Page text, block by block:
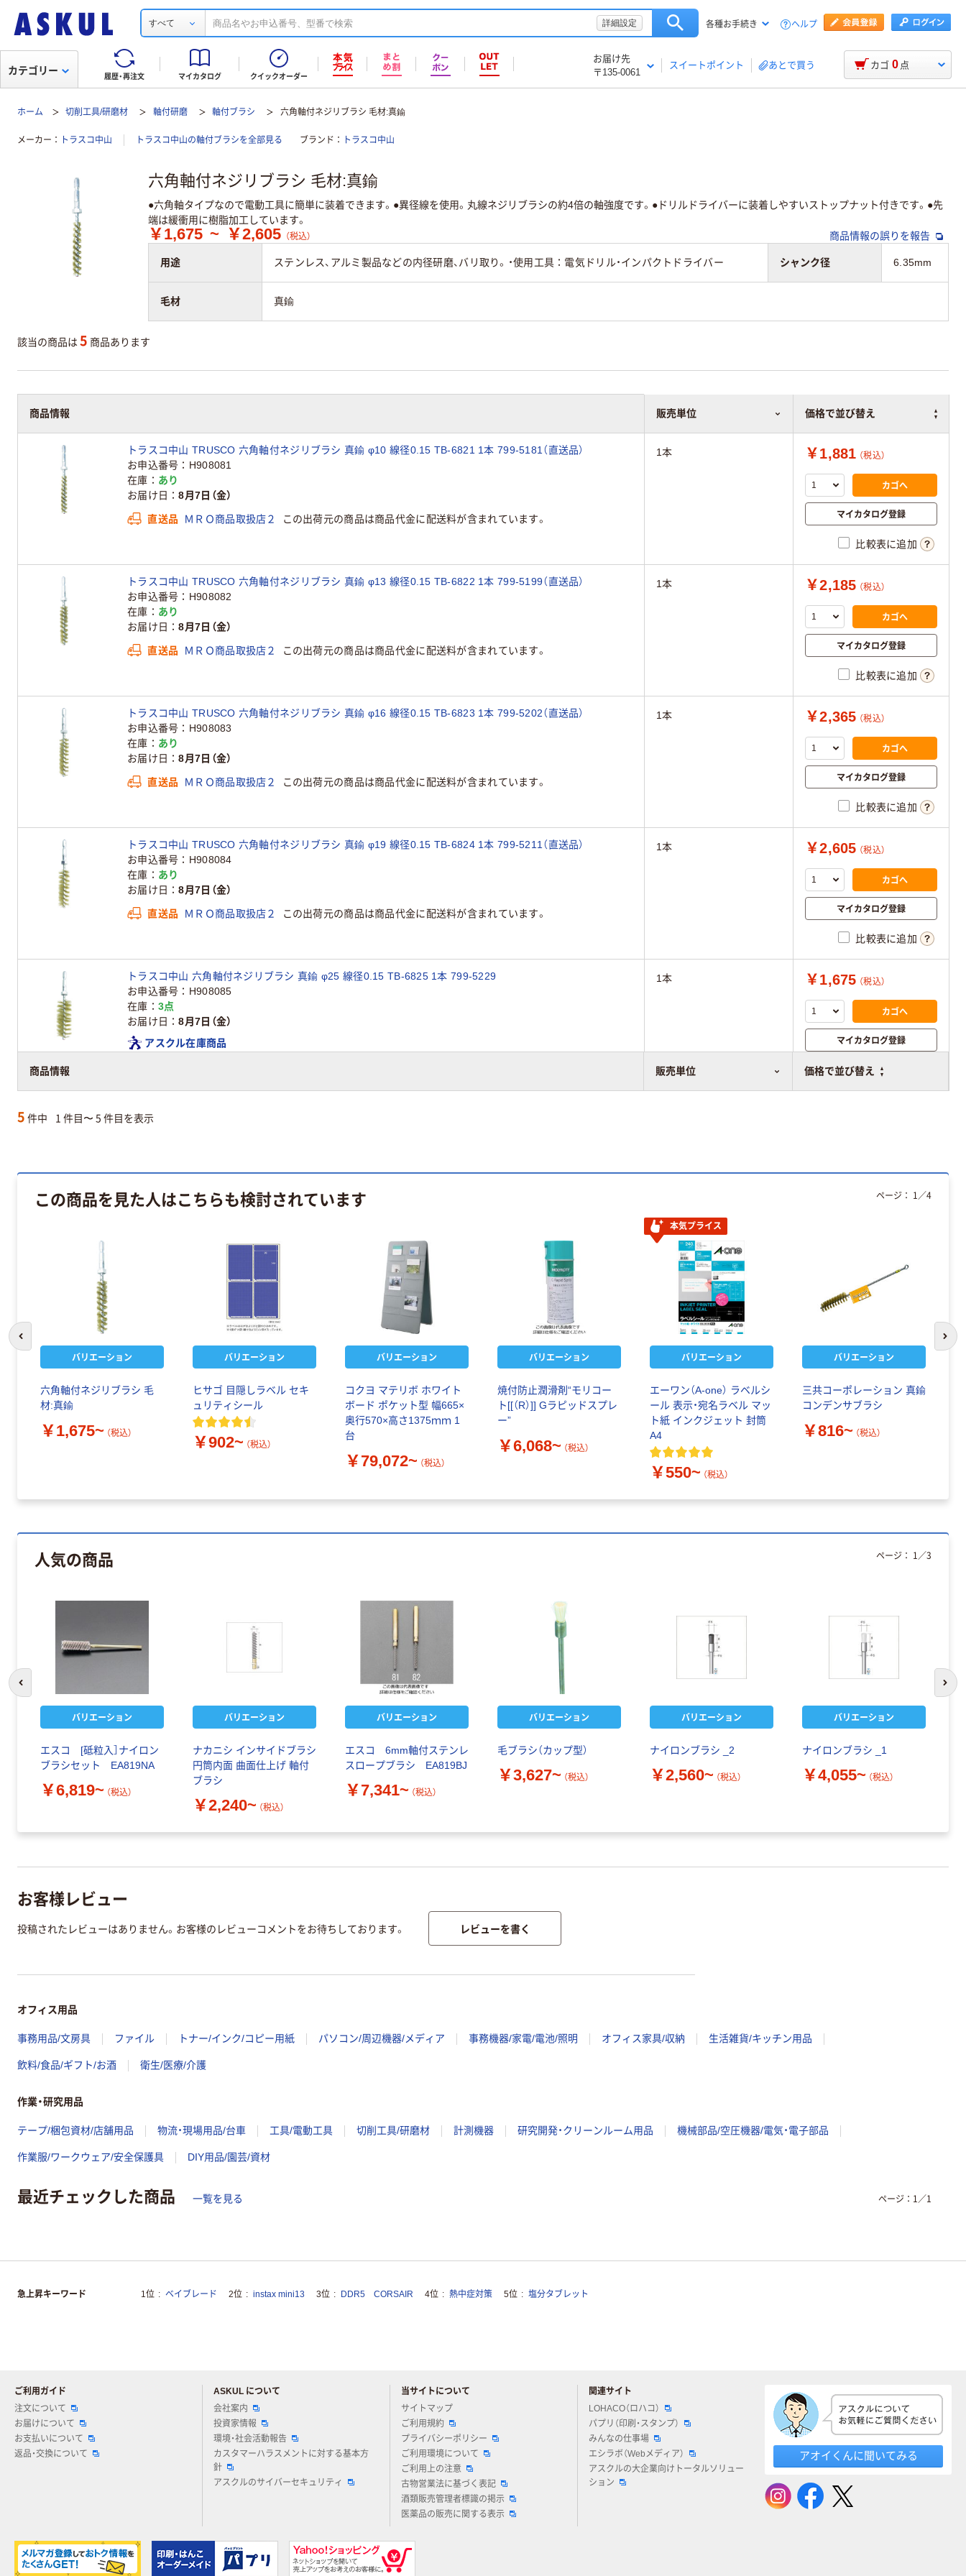
すべて 詳細設定 各種お手続き ヘルプ
履歴・再注文 マイカタログ クイックオーダー
お届け先
〒135-0061
スイートポイント あとで買う
カテゴリー カゴ 0 点
ホーム 切削工具/研磨材 軸付研磨 軸付ブラシ 六角軸付ネジリブラシ 毛材:真鍮
メーカー トラスコ中山 トラスコ中山の軸付ブラシを全部見る ブランド トラスコ中山
六角軸付ネジリブラシ 毛材:真鍮
●六角軸タイプなので電動工具に簡単に装着できます。●異径線を使用。丸線ネジリブラシの約4倍の軸強度です。●ドリルドライバーに装着しやすいストップナット付きです。●先
端は緩衝用に樹脂加工しています。
￥1,675 ~ ￥2,605 （税込） 商品情報の誤りを報告
用途 ステンレス、アルミ製品などの内径研磨、バリ取り。・使用工具：電気ドリル・インパクトドライバー シャンク径 6.35mm
毛材 真鍮
該当の商品は 5 商品あります
商品情報 販売単位 価格で並び替え
商品情報 販売単位 価格で並び替え
トラスコ中山 TRUSCO 六角軸付ネジリブラシ 真鍮 φ10 線径0.15 TB-6821 1本 799-5181（直送品）
お申込番号
H908081
在庫
あり
お届け日
8月7日（金）
直送品 ＭＲＯ商品取扱店２ この出荷元の商品は商品代金に配送料が含まれています。
1本 ￥1,881 （税込）
カゴへ
マイカタログ登録
比較表に追加
トラスコ中山 TRUSCO 六角軸付ネジリブラシ 真鍮 φ13 線径0.15 TB-6822 1本 799-5199（直送品）
お申込番号
H908082
在庫
あり
お届け日
8月7日（金）
直送品 ＭＲＯ商品取扱店２ この出荷元の商品は商品代金に配送料が含まれています。
1本 ￥2,185 （税込）
カゴへ
マイカタログ登録
比較表に追加
トラスコ中山 TRUSCO 六角軸付ネジリブラシ 真鍮 φ16 線径0.15 TB-6823 1本 799-5202（直送品）
お申込番号
H908083
在庫
あり
お届け日
8月7日（金）
直送品 ＭＲＯ商品取扱店２ この出荷元の商品は商品代金に配送料が含まれています。
1本 ￥2,365 （税込）
カゴへ
マイカタログ登録
比較表に追加
トラスコ中山 TRUSCO 六角軸付ネジリブラシ 真鍮 φ19 線径0.15 TB-6824 1本 799-5211（直送品）
お申込番号
H908084
在庫
あり
お届け日
8月7日（金）
直送品 ＭＲＯ商品取扱店２ この出荷元の商品は商品代金に配送料が含まれています。
1本 ￥2,605 （税込）
カゴへ
マイカタログ登録
比較表に追加
トラスコ中山 六角軸付ネジリブラシ 真鍮 φ25 線径0.15 TB-6825 1本 799-5229
お申込番号
H908085
在庫
3点
お届け日
8月7日（金）
アスクル在庫商品
1本 ￥1,675 （税込）
カゴへ
マイカタログ登録
比較表に追加
5 件中 1 件目〜 5 件目を表示
この商品を見た人はこちらも検討されています
バリエーション
六角軸付ネジリブラシ 毛
材:真鍮
￥1,675~ （税込）
バリエーション
ヒサゴ 目隠しラベル セキ
ュリティシール
￥902~ （税込）
バリエーション
コクヨ マテリボ ホワイト
ボード ポケット型 幅665×
奥行570×高さ1375ｍｍ 1
台
￥79,072~ （税込）
バリエーション
焼付防止潤滑剤“モリコー
ト[[（R）]] Gラピッドスプレ
ー”
￥6,068~ （税込）
本気プライス
バリエーション
エーワン（A-one） ラベルシ
ール 表示・宛名ラベル マッ
ト紙 インクジェット 封筒
A4
￥550~ （税込）
バリエーション
三共コーポレーション 真鍮
コンデンサブラシ
￥816~ （税込）
ページ： 1 ／4
前のスライドへ 次
人気の商品
バリエーション
エスコ [砥粒入］ナイロン
ブラシセット EA819NA
￥6,819~ （税込）
バリエーション
ナカニシ インサイドブラシ
円筒内面 曲面仕上げ 軸付
ブラシ
￥2,240~ （税込）
バリエーション
エスコ 6mm軸付ステンレ
スロープブラシ EA819BJ
￥7,341~ （税込）
バリエーション
毛ブラシ（カップ型）
￥3,627~ （税込）
バリエーション
ナイロンブラシ _2
￥2,560~ （税込）
バリエーション
ナイロンブラシ _1
￥4,055~ （税込）
ページ： 1 ／3
次
お客様レビュー
投稿されたレビューはありません。お客様のレビューコメントをお待ちしております。 レビューを書く
オフィス用品
事務用品/文房具 ファイル トナー/インク/コピー用紙 パソコン/周辺機器/メディア 事務機器/家電/電池/照明 オフィス家具/収納 生活雑貨/キッチン用品
飲料/食品/ギフト/お酒 衛生/医療/介護
作業・研究用品
テープ/梱包資材/店舗用品 物流・現場用品/台車 工具/電動工具 切削工具/研磨材 計測機器 研究開発・クリーンルーム用品 機械部品/空圧機器/電気・電子部品
作業服/ワークウェア/安全保護具 DIY用品/園芸/資材
最近チェックした商品 一覧を見る ページ： 1 ／1
急上昇キーワード 1位 ベイブレード 2位 instax mini13 3位 DDR5 CORSAIR 4位 熱中症対策 5位 塩分タブレット
ご利用ガイド
注文について
お届けについて
お支払いについて
返品・交換について
ASKUL について
会社案内
投資家情報
環境・社会活動報告
カスタマーハラスメントに対する基本方
針
アスクルのサイバーセキュリティ
当サイトについて
サイトマップ
ご利用規約
プライバシーポリシー
ご利用環境について
ご利用上の注意
古物営業法に基づく表記
酒類販売管理者標識の掲示
医薬品の販売に関する表示
関連サイト
LOHACO（ロハコ）
パプリ（印刷・スタンプ）
みんなの仕事場
エシラボ（Webメディア）
アスクルの大企業向けトータルソリュー
ション
アオイくんに聞いてみる